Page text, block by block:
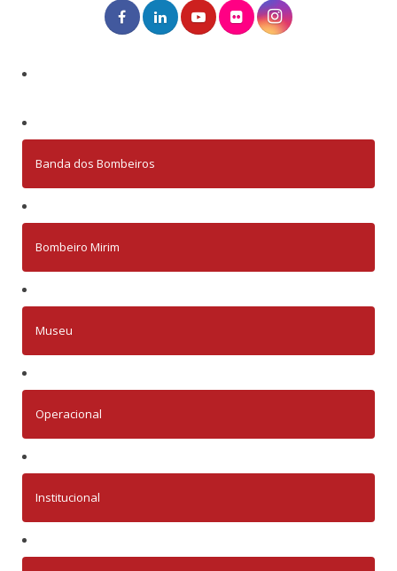
Banda dos Bombeiros
Bombeiro Mirim
Museu
Operacional
Institucional